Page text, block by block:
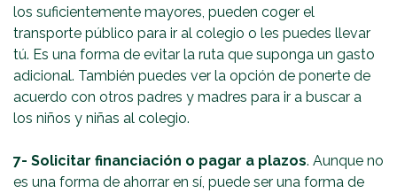
los suficientemente mayores, pueden coger el
transporte público para ir al colegio o les puedes llevar
tú. Es una forma de evitar la ruta que suponga un gasto
adicional. También puedes ver la opción de ponerte de
acuerdo con otros padres y madres para ir a buscar a
los niños y niñas al colegio.
7- Solicitar financiación o pagar a plazos. Aunque no
es una forma de ahorrar en sí, puede ser una forma de